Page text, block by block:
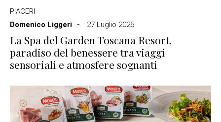
PIACERI
Domenico Liggeri
27 Luglio 2026
La Spa del Garden Toscana Resort,
paradiso del benessere tra viaggi
sensoriali e atmosfere sognanti